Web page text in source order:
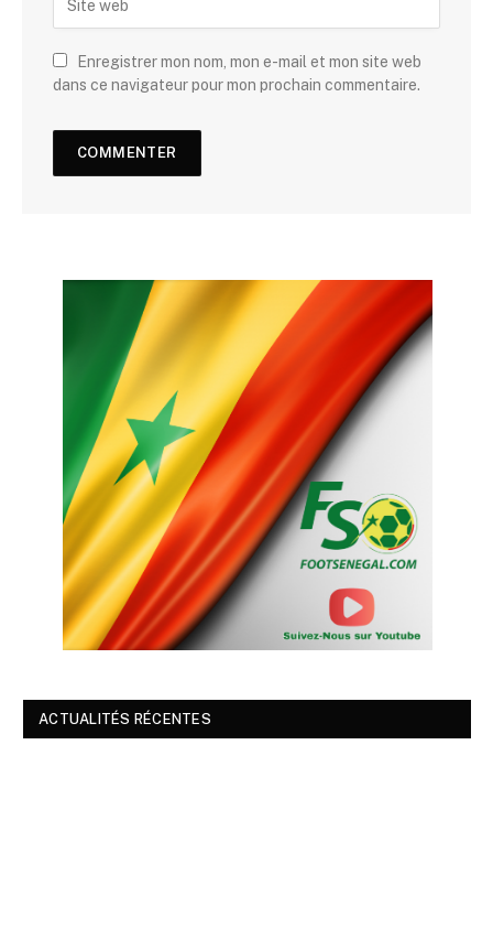
Enregistrer mon nom, mon e-mail et mon site web
dans ce navigateur pour mon prochain commentaire.
ACTUALITÉS RÉCENTES